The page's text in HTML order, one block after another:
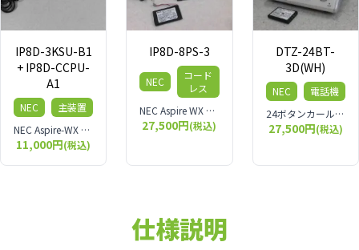
IP8D-3KSU-B1
+ IP8D-CCPU-
A1
NEC
主装置
NEC Aspire-WX 主装置 IP8D-3KSU-B1 (基本架)
11,000円(税込)
IP8D-8PS-3
NEC
コード
レス
NEC Aspire WX デジタルコードレス
27,500円(税込)
DTZ-24BT-
3D(WH)
NEC
電話機
24ボタンカールコードレスデジタル多機能電話機
27,500円(税込)
仕様説明